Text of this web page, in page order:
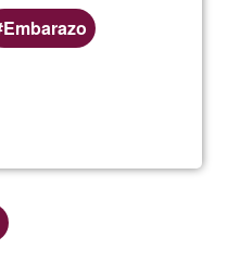
Embarazo
Test